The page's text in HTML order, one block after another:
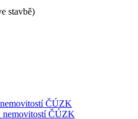
stavbě)
ČÚZK
nemovitostí ČÚZK